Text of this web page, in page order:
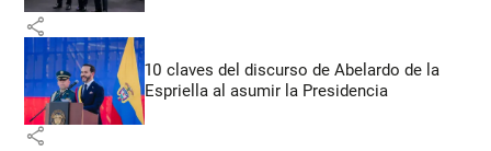
share
10 claves del discurso de Abelardo de la
Espriella al asumir la Presidencia
share